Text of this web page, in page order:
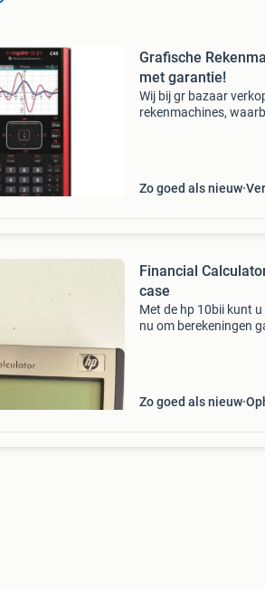
Grafische
met garantie!
Wij bij gr bazaar
rekenmachines,
Zo goed als nieuw
Financial
case
Met de hp 10bii kunt
nu om berekeningen
Zo goed als nieuw